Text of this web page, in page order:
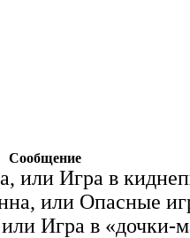
Сообщение
или Игра в
или Опасные
Игра в «дочки-